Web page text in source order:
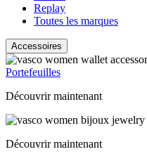
Replay
Toutes les marques
Accessoires
Portefeuilles
Découvrir maintenant
Découvrir maintenant